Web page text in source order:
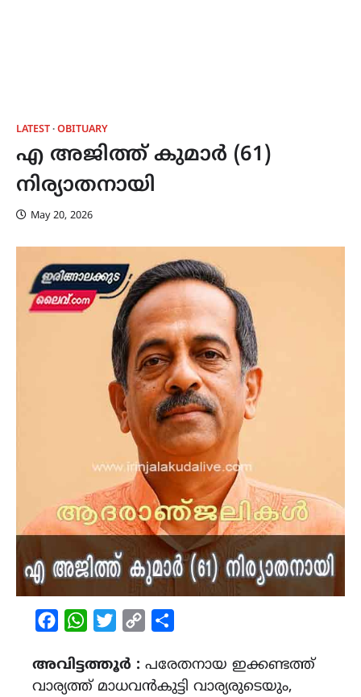
LATEST OBITUARY
എ അജിത്ത് കുമാർ (61)
നിര്യാതനായി
May 20, 2026
FacebookWhatsAppTwitterCopy
അവിട്ടത്തൂർ : പരേതനായ ഇക്കണ്ടത്ത്
വാര്യത്ത് മാധവൻകുട്ടി വാര്യരുടെയും,